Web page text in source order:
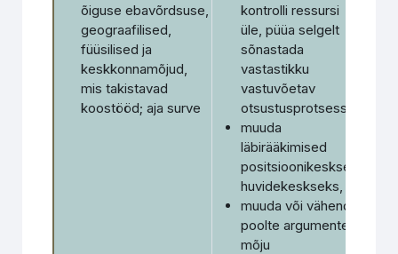
õiguse ebavõrdsuse,
geograafilised,
füüsilised ja
keskkonnamõjud,
mis takistavad
koostööd; aja surve
kontrolli ressursi
üle, püüa selgelt
sõnastada
vastastikku
vastuvõetav
otsustusprotsess
muuda
läbirääkimised
positsioonikesksest
huvidekeskseks,
muuda või vähenda
poolte argumente ja
mõju